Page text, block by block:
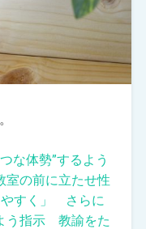
な体勢”するよう
の前に立たせ性
やすく」 さらに
う指示 教諭をた